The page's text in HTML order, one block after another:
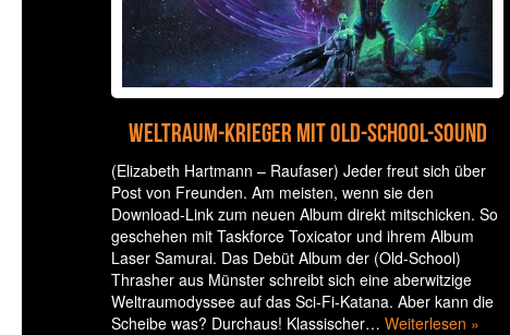
Weltraum-Krieger mit Old-School-Sound
(Elizabeth Hartmann – Raufaser) Jeder freut sich über
Post von Freunden. Am meisten, wenn sie den
Download-Link zum neuen Album direkt mitschicken. So
geschehen mit Taskforce Toxicator und ihrem Album
Laser Samurai. Das Debüt Album der (Old-School)
Thrasher aus Münster schreibt sich eine aberwitzige
Weltraumodyssee auf das Sci-Fi-Katana. Aber kann die
Scheibe was? Durchaus! Klassischer… Weiterlesen »